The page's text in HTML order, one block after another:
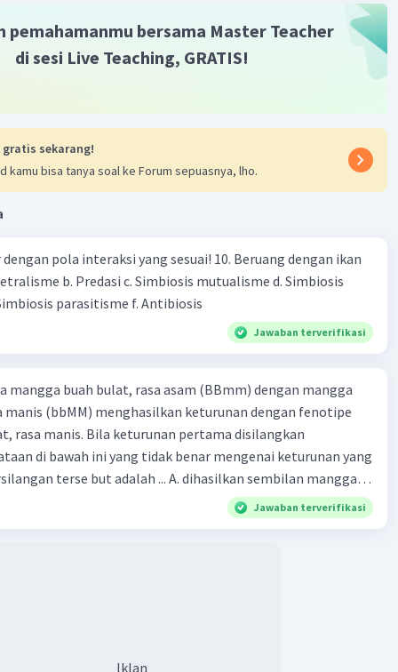
pemahamanmu bersama Master Teacher
di sesi Live Teaching, GRATIS!
gratis sekarang!
kamu bisa tanya soal ke Forum sepuasnya, lho.
pola interaksi yang sesuai! 10. Beruang dengan ikan
b. Predasi c. Simbiosis mutualisme d. Simbiosis
parasitisme f. Antibiosis
Jawaban terverifikasi
mangga buah bulat, rasa asam (BBmm) dengan mangga
manis (bbMM) menghasilkan keturunan dengan fenotipe
rasa manis. Bila keturunan pertama disilangkan
di bawah ini yang tidak benar mengenai keturunan yang
but adalah ... A. dihasilkan sembilan mangga
asam C.
rasa manis D. dihasi lkan tiga mangga buah
Jawaban terverifikasi
Iklan